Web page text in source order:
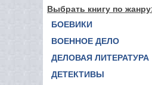
Выбрать книгу по
БОЕВИКИ
ВОЕННОЕ ДЕЛО
ДЕЛОВАЯ ЛИТЕРАТУРА
ДЕТЕКТИВЫ